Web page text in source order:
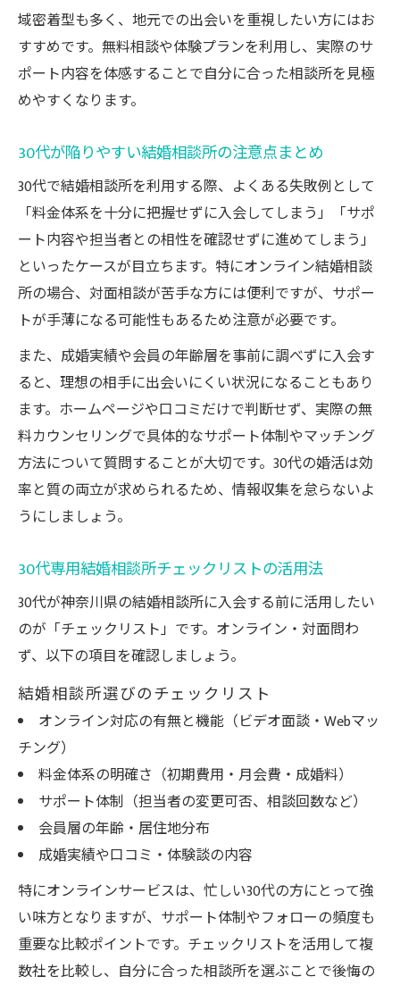
域密着型も多く、地元での出会いを重視したい方にはお
すすめです。無料相談や体験プランを利用し、実際のサ
ポート内容を体感することで自分に合った相談所を見極
めやすくなります。
30代が陥りやすい結婚相談所の注意点まとめ
30代で結婚相談所を利用する際、よくある失敗例として
「料金体系を十分に把握せずに入会してしまう」「サポ
ート内容や担当者との相性を確認せずに進めてしまう」
といったケースが目立ちます。特にオンライン結婚相談
所の場合、対面相談が苦手な方には便利ですが、サポー
トが手薄になる可能性もあるため注意が必要です。
また、成婚実績や会員の年齢層を事前に調べずに入会す
ると、理想の相手に出会いにくい状況になることもあり
ます。ホームページや口コミだけで判断せず、実際の無
料カウンセリングで具体的なサポート体制やマッチング
方法について質問することが大切です。30代の婚活は効
率と質の両立が求められるため、情報収集を怠らないよ
うにしましょう。
30代専用結婚相談所チェックリストの活用法
30代が神奈川県の結婚相談所に入会する前に活用したい
のが「チェックリスト」です。オンライン・対面問わ
ず、以下の項目を確認しましょう。
結婚相談所選びのチェックリスト
オンライン対応の有無と機能（ビデオ面談・Webマッ
チング）
料金体系の明確さ（初期費用・月会費・成婚料）
サポート体制（担当者の変更可否、相談回数など）
会員層の年齢・居住地分布
成婚実績や口コミ・体験談の内容
特にオンラインサービスは、忙しい30代の方にとって強
い味方となりますが、サポート体制やフォローの頻度も
重要な比較ポイントです。チェックリストを活用して複
数社を比較し、自分に合った相談所を選ぶことで後悔の